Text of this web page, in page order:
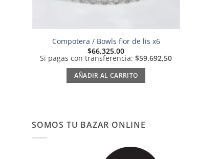
Compotera / Bowls flor de lis x6
$66,325.00
Si pagas con transferencia: $59.692,50
AÑADIR AL CARRITO
SOMOS TU BAZAR ONLINE